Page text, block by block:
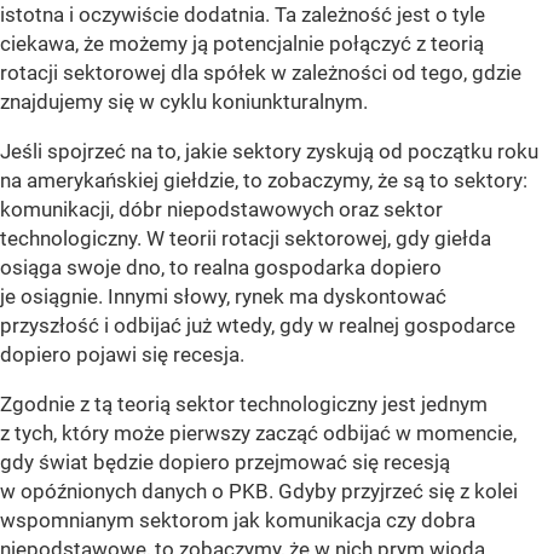
istotna i oczywiście dodatnia. Ta zależność jest o tyle
ciekawa, że możemy ją potencjalnie połączyć z teorią
rotacji sektorowej dla spółek w zależności od tego, gdzie
znajdujemy się w cyklu koniunkturalnym.
Jeśli spojrzeć na to, jakie sektory zyskują od początku roku
na amerykańskiej giełdzie, to zobaczymy, że są to sektory:
komunikacji, dóbr niepodstawowych oraz sektor
technologiczny. W teorii rotacji sektorowej, gdy giełda
osiąga swoje dno, to realna gospodarka dopiero
je osiągnie. Innymi słowy, rynek ma dyskontować
przyszłość i odbijać już wtedy, gdy w realnej gospodarce
dopiero pojawi się recesja.
Zgodnie z tą teorią sektor technologiczny jest jednym
z tych, który może pierwszy zacząć odbijać w momencie,
gdy świat będzie dopiero przejmować się recesją
w opóźnionych danych o PKB. Gdyby przyjrzeć się z kolei
wspomnianym sektorom jak komunikacja czy dobra
niepodstawowe, to zobaczymy, że w nich prym wiodą